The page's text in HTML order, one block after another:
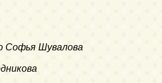
Софья Шувалова